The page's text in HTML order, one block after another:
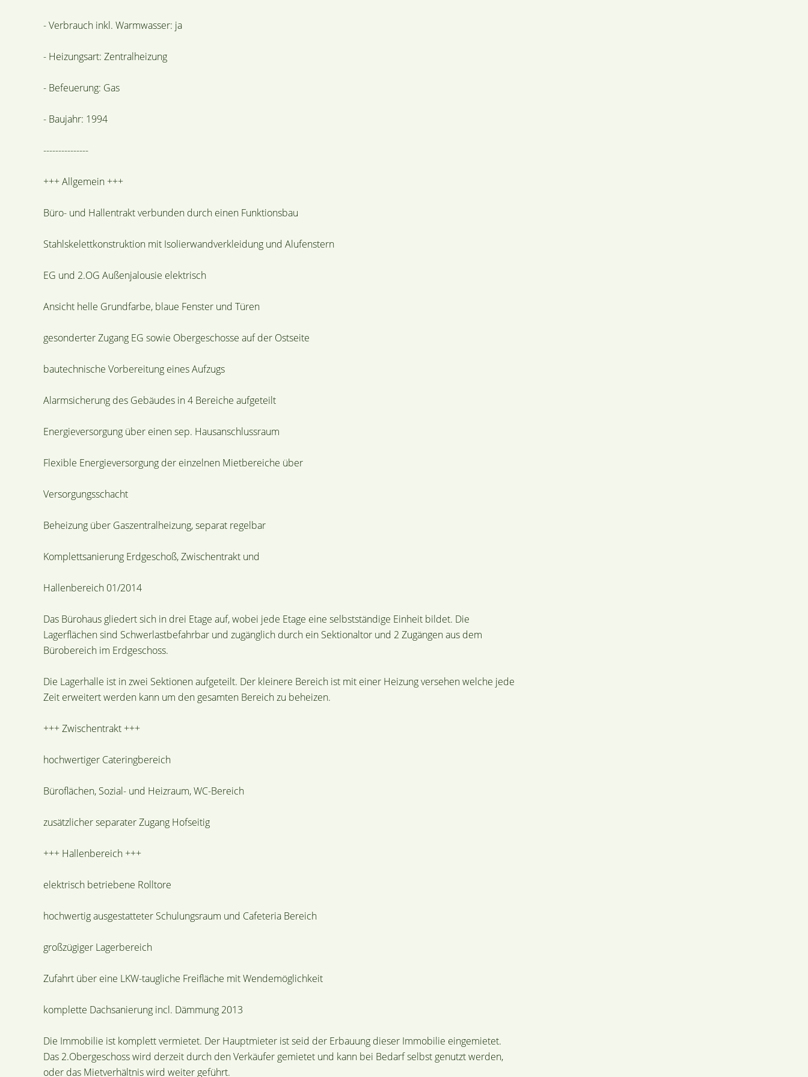
- Verbrauch inkl. Warmwasser: ja
- Heizungsart: Zentralheizung
- Befeuerung: Gas
- Baujahr: 1994
---------------
+++ Allgemein +++
Büro- und Hallentrakt verbunden durch einen Funktionsbau
Stahlskelettkonstruktion mit Isolierwandverkleidung und Alufenstern
EG und 2.OG Außenjalousie elektrisch
Ansicht helle Grundfarbe, blaue Fenster und Türen
gesonderter Zugang EG sowie Obergeschosse auf der Ostseite
bautechnische Vorbereitung eines Aufzugs
Alarmsicherung des Gebäudes in 4 Bereiche aufgeteilt
Energieversorgung über einen sep. Hausanschlussraum
Flexible Energieversorgung der einzelnen Mietbereiche über
Versorgungsschacht
Beheizung über Gaszentralheizung, separat regelbar
Komplettsanierung Erdgeschoß, Zwischentrakt und
Hallenbereich 01/2014
Das Bürohaus gliedert sich in drei Etage auf, wobei jede Etage eine selbstständige Einheit bildet. Die
Lagerflächen sind Schwerlastbefahrbar und zugänglich durch ein Sektionaltor und 2 Zugängen aus dem
Bürobereich im Erdgeschoss.
Die Lagerhalle ist in zwei Sektionen aufgeteilt. Der kleinere Bereich ist mit einer Heizung versehen welche jede
Zeit erweitert werden kann um den gesamten Bereich zu beheizen.
+++ Zwischentrakt +++
hochwertiger Cateringbereich
Büroflächen, Sozial- und Heizraum, WC-Bereich
zusätzlicher separater Zugang Hofseitig
+++ Hallenbereich +++
elektrisch betriebene Rolltore
hochwertig ausgestatteter Schulungsraum und Cafeteria Bereich
großzügiger Lagerbereich
Zufahrt über eine LKW-taugliche Freifläche mit Wendemöglichkeit
komplette Dachsanierung incl. Dämmung 2013
Die Immobilie ist komplett vermietet. Der Hauptmieter ist seid der Erbauung dieser Immobilie eingemietet.
Das 2.Obergeschoss wird derzeit durch den Verkäufer gemietet und kann bei Bedarf selbst genutzt werden,
oder das Mietverhältnis wird weiter geführt.